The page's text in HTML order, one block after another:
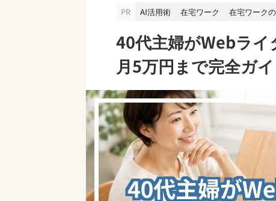
PR
AI活用術 在宅ワーク 在宅ワーク
40代主婦がWebライ
月5万円まで完全ガイ